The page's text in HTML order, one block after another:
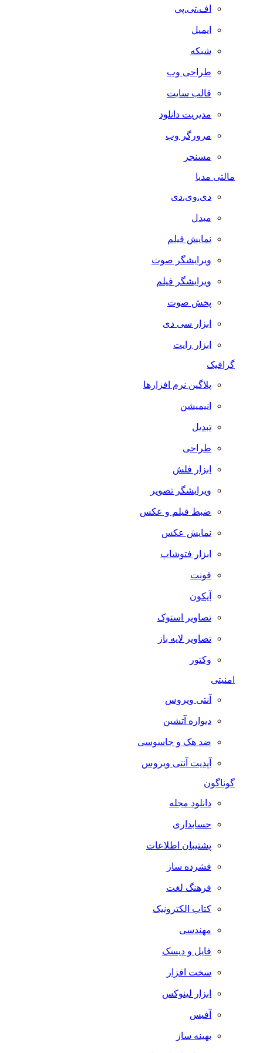
اف.تی.پی
ایمیل
شبکه
طراحی وب
قالب سایت
مدیریت دانلود
مرورگر وب
مسنجر
مالتی مدیا
دی.وی.دی
مبدل
نمایش فیلم
ویرایشگر صوت
ویرایشگر فیلم
پخش صوت
ابزار سی دی
ابزار رایت
گرافیک
پلاگین نرم افزارها
انیمیشن
تبدیل
طراحی
ابزار فلش
ویرایشگر تصویر
ضبط فيلم و عكس
نمایش عکس
ابزار فتوشاپ
فونت
آیکون
تصاویر استوک
تصاویر لایه باز
وکتور
آنتی ویروس
دیواره آتشین
ضد هک و جاسوسی
آپدیت آنتی ویروس
گوناگون
دانلود مجله
حسابداری
پشتیبان اطلاعات
فشرده ساز
فرهنگ لغت
کتاب الکترونیک
مهندسی
فایل و دیسک
سخت افزار
ابزار لینوکس
آفیس
بهینه ساز